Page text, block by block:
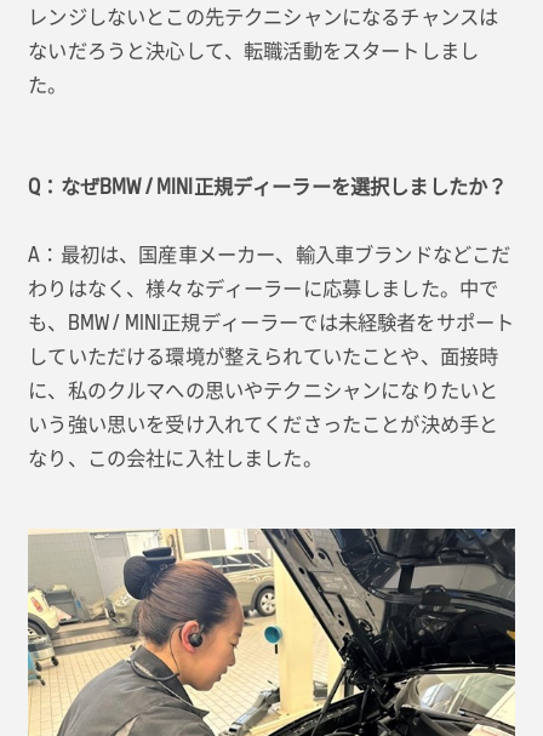
レンジしないとこの先テクニシャンになるチャンスは
ないだろうと決心して、転職活動をスタートしまし
た。
Q：なぜBMW / MINI正規ディーラーを選択しましたか？
A：最初は、国産車メーカー、輸入車ブランドなどこだ
わりはなく、様々なディーラーに応募しました。中で
も、BMW / MINI正規ディーラーでは未経験者をサポート
していただける環境が整えられていたことや、面接時
に、私のクルマへの思いやテクニシャンになりたいと
いう強い思いを受け入れてくださったことが決め手と
なり、この会社に入社しました。